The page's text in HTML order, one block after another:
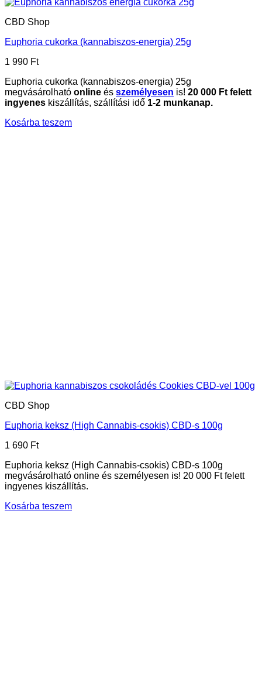
CBD Shop
Euphoria cukorka (kannabiszos-energia) 25g
1 990 Ft
Euphoria cukorka (kannabiszos-energia) 25g
megvásárolható online és személyesen is! 20 000 Ft felett
ingyenes kiszállítás, szállítási idő 1-2 munkanap.
Kosárba teszem
CBD Shop
Euphoria keksz (High Cannabis-csokis) CBD-s 100g
1 690 Ft
Euphoria keksz (High Cannabis-csokis) CBD-s 100g
megvásárolható online és személyesen is! 20 000 Ft felett
ingyenes kiszállítás.
Kosárba teszem